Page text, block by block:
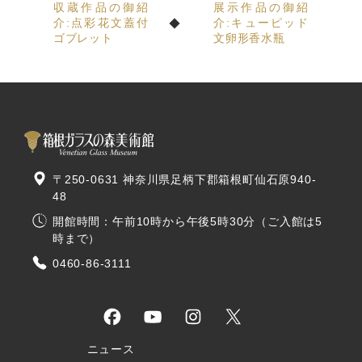
収蔵作品の御紹
介:点彩花文蓋付
ゴブレット
展示作品の御紹
介:キューピッド
文卵形香水瓶
ニュース
〒250-0631 神奈川県足柄下郡箱根町仙石原940-
48
開館時間：午前10時から午後5時30分（ご入館は5
時まで）
0460-86-3111